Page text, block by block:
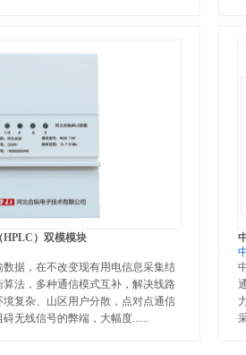
HPLC）双模模块
据，在不改变现有用电信息采集结
法，多种通信模式互补，解决线路
复杂、山区用户分散，点对点通信
无线信号的弊端，大幅度